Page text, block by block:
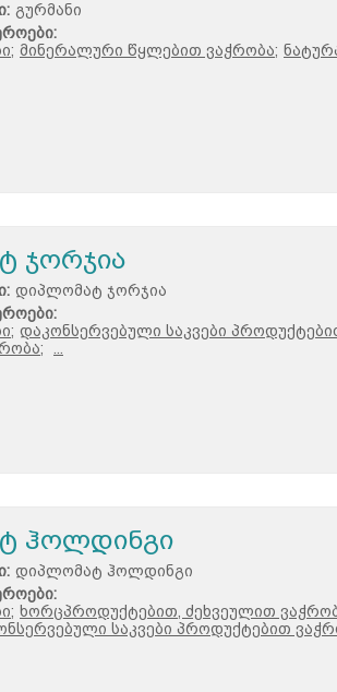
გურმანი
მინერალური წყლებით ვაჭრობა;
ჯორჯია
დიპლომატ ჯორჯია
დაკონსერვებული საკვები
ჰოლდინგი
დიპლომატ ჰოლდინგი
ხორცპროდუქტებით, ძეხვეულით
საკვები პროდუქტებით